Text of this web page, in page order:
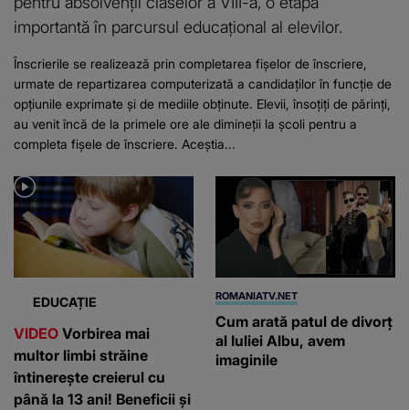
importantă în parcursul educațional al elevilor.
Înscrierile se realizează prin completarea fișelor de înscriere,
urmate de repartizarea computerizată a candidaților în funcție de
opțiunile exprimate și de mediile obținute. Elevii, însoțiți de părinți,
au venit încă de la primele ore ale dimineții la școli pentru a
completa fișele de înscriere. Aceștia...
EDUCAȚIE
VIDEO Vorbirea mai
multor limbi străine
întinerește creierul cu
până la 13 ani! Beneficii și
ROMANIATV.NET
Cum arată patul de divorţ
al Iuliei Albu, avem
imaginile